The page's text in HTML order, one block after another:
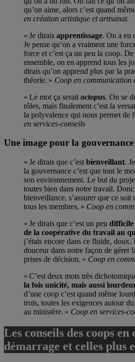
qu’on aime, alors c’est quand
en création artistique et artisanat.
« Je dirais apprentissage. On a eu
Je pense qu’on a vraiment une
force et c’est ça un peu la coop.
ensemble, on en apprend tous les
dirais qu’on apprend plus par la
théorie. » Coop en communication
« Le mot ça serait octopus. On se
rôles, mais finalement c’est la
la polyvalence qui nous permet de
en services-conseils
Une image pour la gouvernance
« Je dirais que c’est bienveillant.
la gouvernance c’est que tout le
son environnement. Le but du
toutes bien dans notre travail. Donc
bienveillance, s’assurer que ce
tous les membres. » Coop en
« Je dirais que c’est un peu difficile
de la coopérative du travail au
j’étais encore dans ce fluide,
douceur dans notre façon de gérer
prises de décision. » Coop en
« C’est deux mots très
la fois unicité, mais aussi
d’une coop c’est quand même
trois, toutes les exigences autour
au ministère. » Coop en services-
Les conseils des coops
démarrage et celles plus